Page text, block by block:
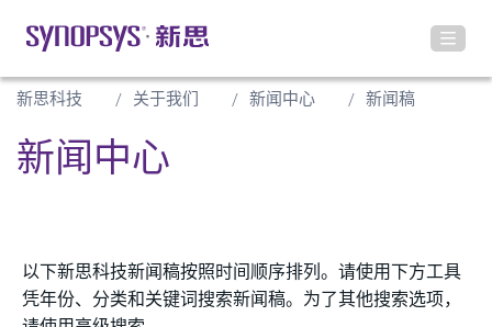
新思科技 关于我们 新闻中心 新闻稿
新闻中心
以下新思科技新闻稿按照时间顺序排列。请使用下方工具
凭年份、分类和关键词搜索新闻稿。为了其他搜索选项，